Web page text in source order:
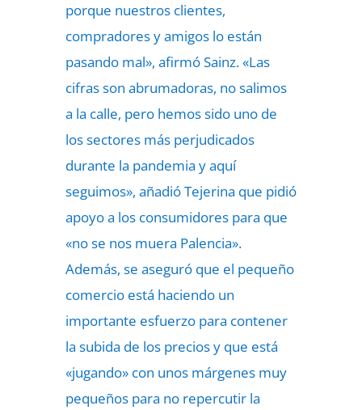
porque nuestros clientes,
compradores y amigos lo están
pasando mal», afirmó Sainz. «Las
cifras son abrumadoras, no salimos
a la calle, pero hemos sido uno de
los sectores más perjudicados
durante la pandemia y aquí
seguimos», añadió Tejerina que pidió
apoyo a los consumidores para que
«no se nos muera Palencia».
Además, se aseguró que el pequeño
comercio está haciendo un
importante esfuerzo para contener
la subida de los preciosy que está
«jugando» con unos márgenes muy
pequeños para no repercutir la